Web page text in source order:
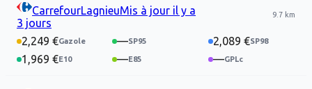
CarrefourLagnieuMis à jour il y a
3 jours
9.7 km
2,249 € —
2,089 €
1,969 €
— —